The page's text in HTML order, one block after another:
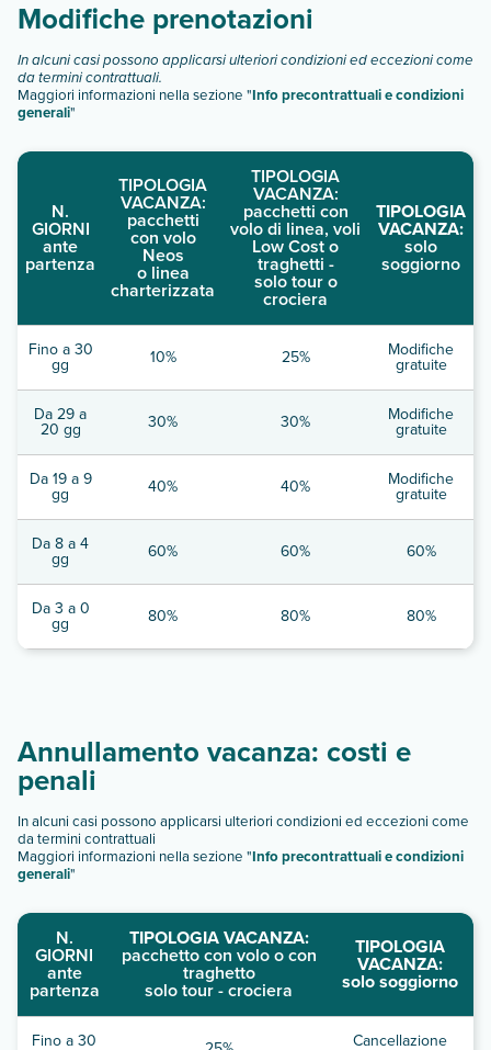
Modifiche prenotazioni
In alcuni casi possono applicarsi ulteriori condizioni ed eccezioni come
da termini contrattuali.
Maggiori informazioni nella sezione "Info precontrattuali e condizioni
generali"
N.
GIORNI
ante
partenza
TIPOLOGIA
VACANZA:
pacchetti
con volo
Neos
o linea
charterizzata
TIPOLOGIA
VACANZA:
pacchetti con
volo di linea, voli
Low Cost o
traghetti -
solo tour o
crociera
TIPOLOGIA
VACANZA:
solo
soggiorno
Fino a 30
gg 10% 25% Modifiche
gratuite
Da 29 a
20 gg 30% 30% Modifiche
gratuite
Da 19 a 9
gg 40% 40% Modifiche
gratuite
Da 8 a 4
gg 60% 60% 60%
Da 3 a 0
gg 80% 80% 80%
Annullamento vacanza: costi e
penali
In alcuni casi possono applicarsi ulteriori condizioni ed eccezioni come
da termini contrattuali
Maggiori informazioni nella sezione "Info precontrattuali e condizioni
generali"
N.
GIORNI
ante
partenza
TIPOLOGIA VACANZA:
pacchetto con volo o con
traghetto
solo tour - crociera
TIPOLOGIA
VACANZA:
solo soggiorno
Fino a 30 Cancellazione